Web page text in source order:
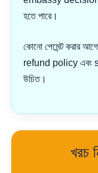
হতে পারে।
কোনো পেমেন্ট করার
refund policy এবং
উচিত।
খরচ